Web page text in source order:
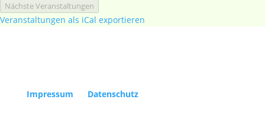
NächsteVeranstaltungen
Veranstaltungen als iCal exportieren
Impressum
Datenschutz